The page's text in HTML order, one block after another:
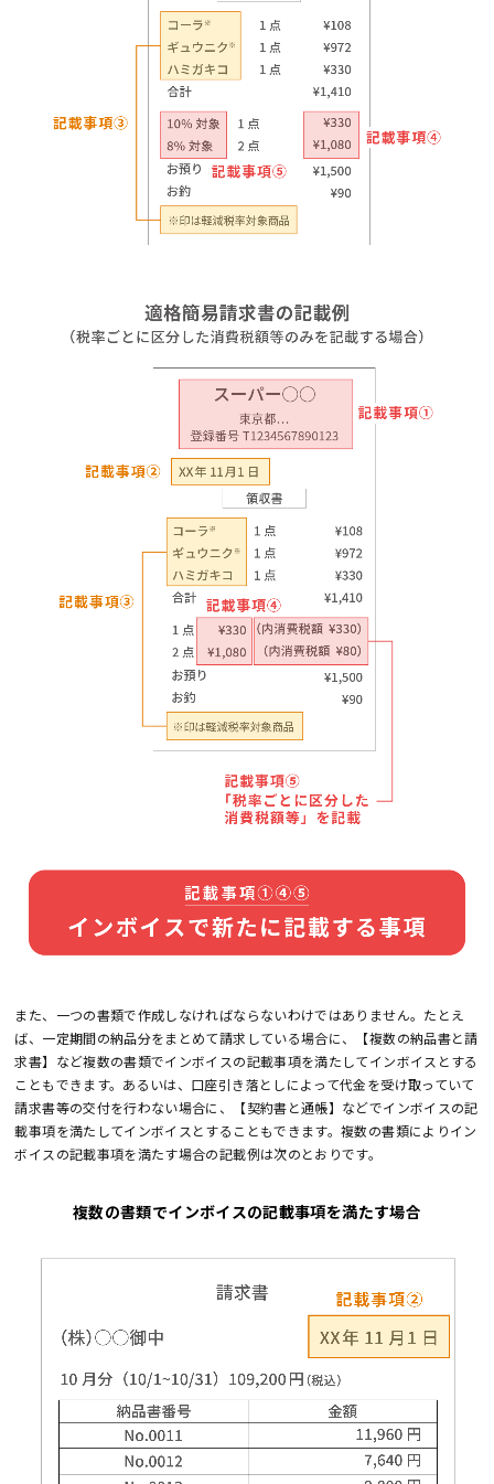
また、一つの書類で作成しなければならないわけではありません。たとえ
ば、一定期間の納品分をまとめて請求している場合に、【複数の納品書と請
求書】など複数の書類でインボイスの記載事項を満たしてインボイスとする
こともできます。あるいは、口座引き落としによって代金を受け取っていて
請求書等の交付を行わない場合に、【契約書と通帳】などでインボイスの記
載事項を満たしてインボイスとすることもできます。複数の書類によりイン
ボイスの記載事項を満たす場合の記載例は次のとおりです。
複数の書類でインボイスの記載事項を満たす場合